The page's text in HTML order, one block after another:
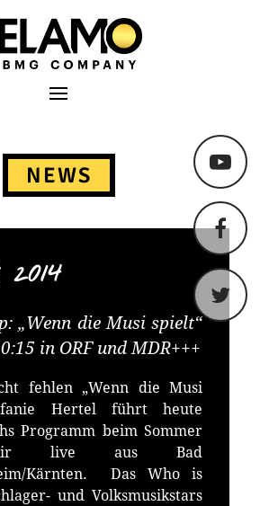
Primäres Menü
NEWS
„Wenn die Musi spielt“
in ORF und MDR+++
fehlen „Wenn die Musi
Hertel führt heute
Programm beim Sommer
live aus Bad
Kärnten. Das Who is
und Volksmusikstars